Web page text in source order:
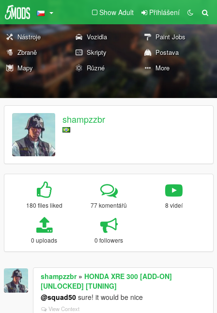
Show Adult Přihlášení
Nástroje Vozidla
Paint Jobs
Zbraně
Skripty
Postava
Mapy
Různé More
shampzzbr
180 files liked 77 komentářů 8 videí
0 uploads 0 followers
shampzzbr» HONDA XRE 300 [ADD-ON]
[UNLOCKED] [TUNING]
@squad50 sure! it would be nice
View Context